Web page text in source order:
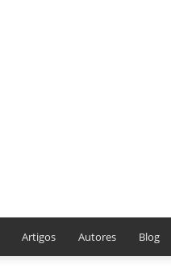
Artigos Autores Blog